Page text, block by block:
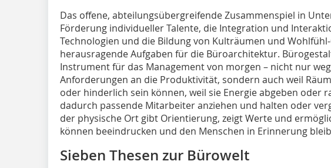
Das offene, abteilungsübergreifende Zusammenspiel in
Förderung individueller Talente, die Integration und
Technologien und die Bildung von Kulträumen und
herausragende Aufgaben für die Büroarchitektur.
Instrument für das Management von morgen – nicht nur
Anforderungen an die Produktivität, sondern auch weil
oder hinderlich sein können, weil sie Energie abgeben oder
dadurch passende Mitarbeiter anziehen und halten oder
der physische Ort gibt Orientierung, zeigt Werte und
können beeindrucken und den Menschen in Erinnerung
Sieben Thesen zur Bürowelt